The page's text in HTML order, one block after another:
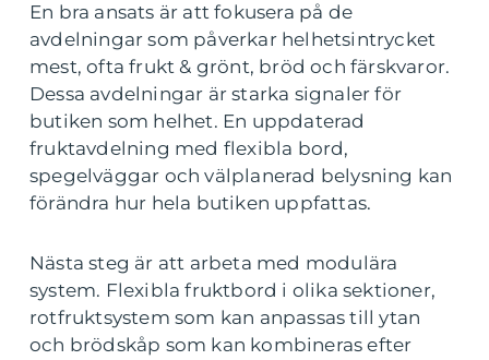
En bra ansats är att fokusera på de
avdelningar som påverkar helhetsintrycket
mest, ofta frukt & grönt, bröd och färskvaror.
Dessa avdelningar är starka signaler för
butiken som helhet. En uppdaterad
fruktavdelning med flexibla bord,
spegelväggar och välplanerad belysning kan
förändra hur hela butiken uppfattas.
Nästa steg är att arbeta med modulära
system. Flexibla fruktbord i olika sektioner,
rotfruktsystem som kan anpassas till ytan
och brödskåp som kan kombineras efter